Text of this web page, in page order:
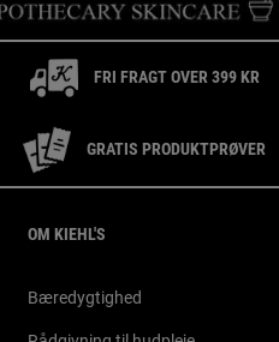
FRI FRAGT OVER 399 KR
GRATIS PRODUKTPRØVER
OM KIEHL'S
Bæredygtighed